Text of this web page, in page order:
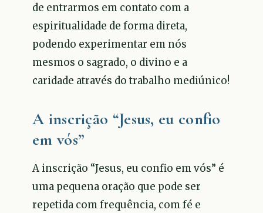
de entrarmos em contato com a
espiritualidade de forma direta,
podendo experimentar em nós
mesmos o sagrado, o divino e a
caridade através do trabalho mediúnico!
A inscrição “Jesus, eu confio
em vós”
A inscrição “Jesus, eu confio em vós” é
uma pequena oração que pode ser
repetida com frequência, com fé e